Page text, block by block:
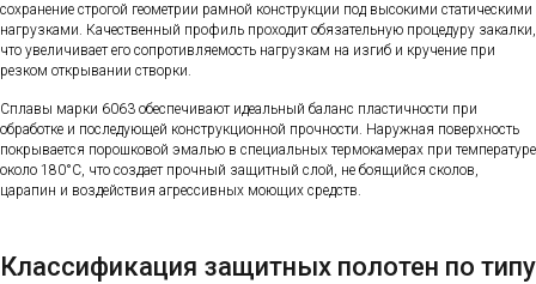
сохранение строгой геометрии рамной конструкции под высокими статическими
нагрузками. Качественный профиль проходит обязательную процедуру закалки,
что увеличивает его сопротивляемость нагрузкам на изгиб и кручение при
резком открывании створки.
Сплавы марки 6063 обеспечивают идеальный баланс пластичности при
обработке и последующей конструкционной прочности. Наружная поверхность
покрывается порошковой эмалью в специальных термокамерах при температуре
около 180°C, что создает прочный защитный слой, не боящийся сколов,
царапин и воздействия агрессивных моющих средств.
Классификация защитных полотен по типу